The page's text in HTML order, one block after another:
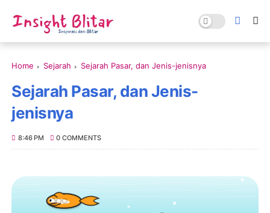
Home Sejarah Sejarah Pasar, dan Jenis-jenisnya
Sejarah Pasar, dan Jenis-
jenisnya
8:46 PM 0 COMMENTS